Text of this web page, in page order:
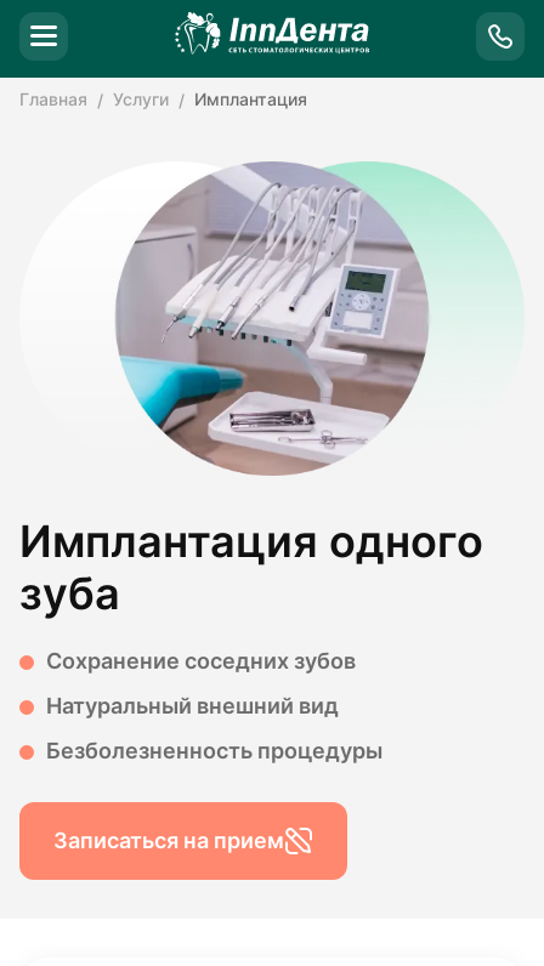
Главная Услуги Имплантация
Имплантация одного
зуба
Сохранение соседних зубов
Натуральный внешний вид
Безболезненность процедуры
Записаться на прием